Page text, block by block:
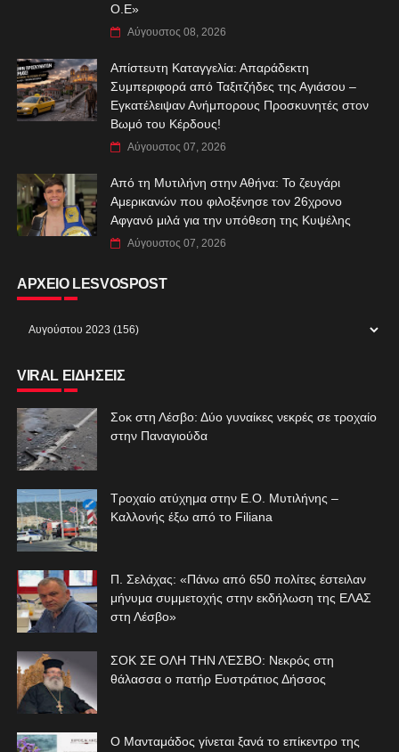
Ο.Ε»
Αύγουστος 08, 2026
Απίστευτη Καταγγελία: Απαράδεκτη
Συμπεριφορά από Ταξιτζήδες της Αγιάσου –
Εγκατέλειψαν Ανήμπορους Προσκυνητές στον
Βωμό του Κέρδους!
Αύγουστος 07, 2026
Από τη Μυτιλήνη στην Αθήνα: Το ζευγάρι
Αμερικανών που φιλοξένησε τον 26χρονο
Αφγανό μιλά για την υπόθεση της Κυψέλης
Αύγουστος 07, 2026
ΑΡΧΕΙΟ LESVOSPOST
VIRAL ΕΙΔΗΣΕΙΣ
Σοκ στη Λέσβο: Δύο γυναίκες νεκρές σε τροχαίο
στην Παναγιούδα
Τροχαίο ατύχημα στην Ε.Ο. Μυτιλήνης –
Καλλονής έξω από το Filiana
Π. Σελάχας: «Πάνω από 650 πολίτες έστειλαν
μήνυμα συμμετοχής στην εκδήλωση της ΕΛΑΣ
στη Λέσβο»
ΣΟΚ ΣΕ ΟΛΗ ΤΗΝ ΛΈΣΒΟ: Νεκρός στη
θάλασσα ο πατήρ Ευστράτιος Δήσσος
Ο Μανταμάδος γίνεται ξανά το επίκεντρο της